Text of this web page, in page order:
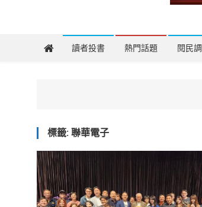
讀者投書 熱門話題 閱民調
標籤: 聯華電子